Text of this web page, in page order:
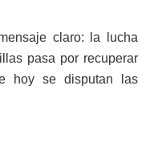
claro: la lucha
pasa por recuperar
hoy se disputan las